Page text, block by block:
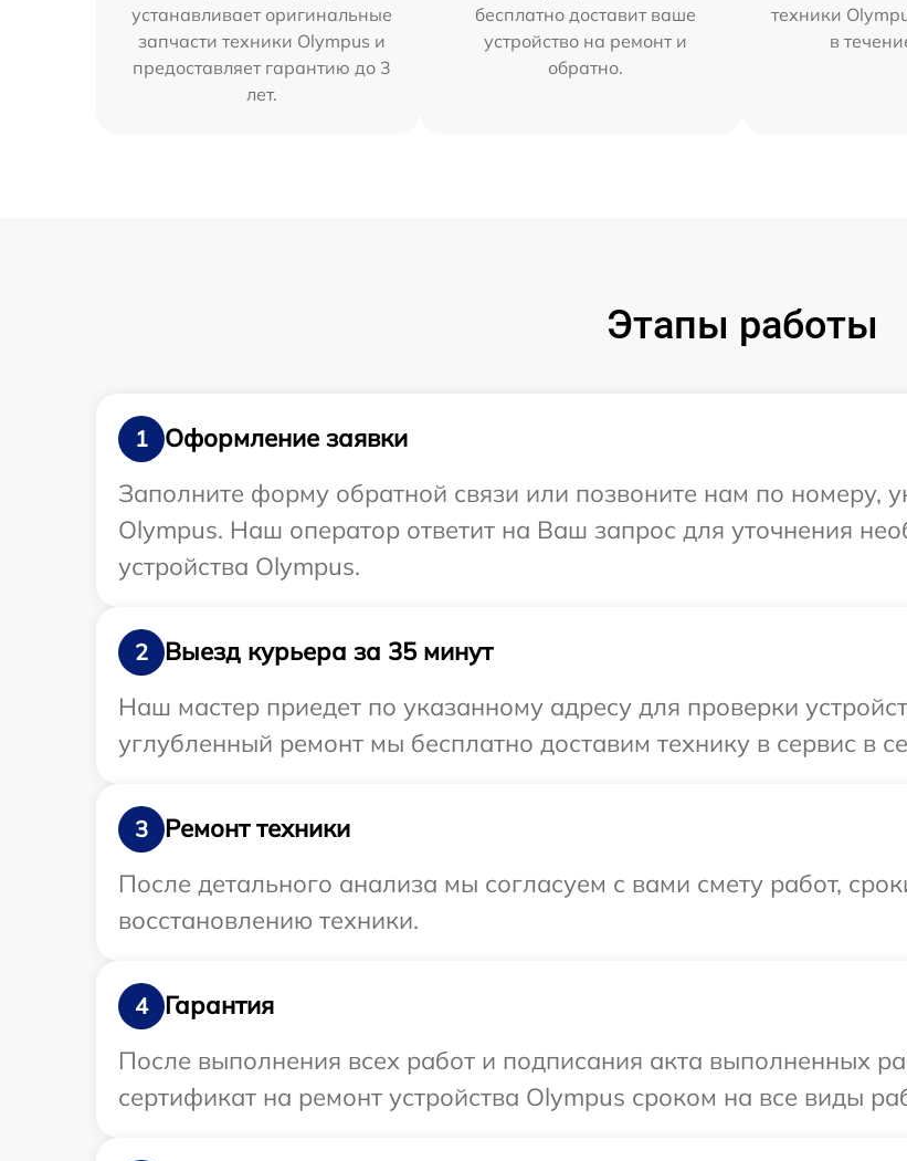
устанавливает оригинальные
запчасти техники Olympus и
предоставляет гарантию до 3
лет.
бесплатно доставит ваше
устройство на ремонт и
обратно.
техники
в
Этапы работы
1
Оформление заявки
Заполните форму обратной связи или позвоните нам по номеру,
Olympus. Наш оператор ответит на Ваш запрос для уточнения
устройства Olympus.
2
Выезд курьера за 35 минут
Наш мастер приедет по указанному адресу для проверки
углубленный ремонт мы бесплатно доставим технику в сервис в
3
Ремонт техники
После детального анализа мы согласуем с вами смету работ,
восстановлению техники.
4
Гарантия
После выполнения всех работ и подписания акта выполненных
сертификат на ремонт устройства Olympus сроком на все виды